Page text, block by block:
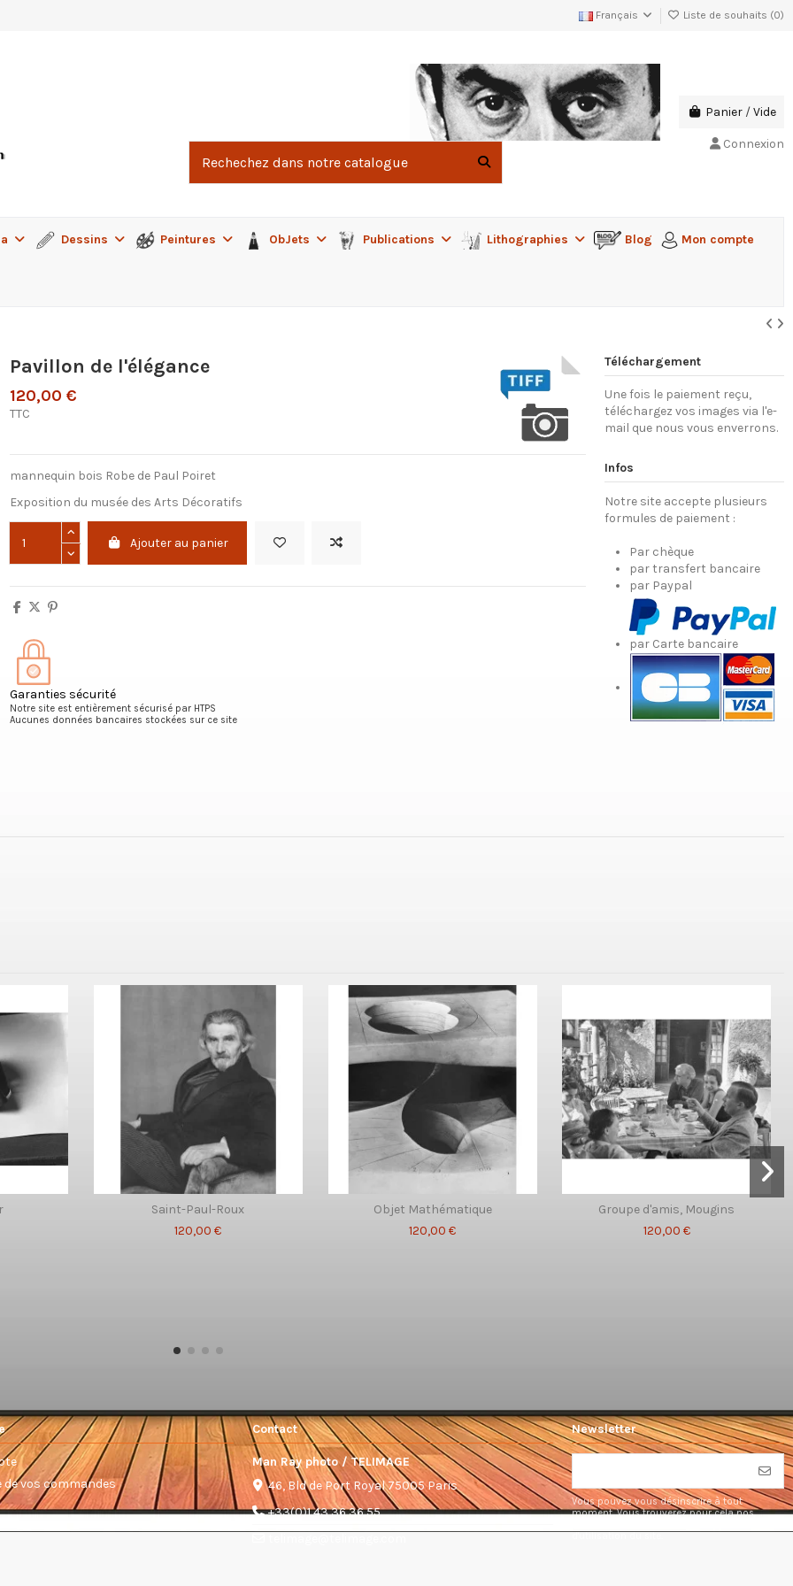
Français Liste de souhaits (0)
Panier /Vide
Connexion
Dessins Peintures ObJets Publications Lithographies Blog Mon compte
Pavillon de l'élégance
120,00 €
TTC
mannequin bois Robe de Paul Poiret
Exposition du musée des Arts Décoratifs
Ajouter au panier
Garanties sécurité
Notre site est entièrement sécurisé par HTPS
Aucunes données bancaires stockées sur ce site
Téléchargement
Une fois le paiement reçu,
téléchargez vos images via l'e-
mail que nous vous enverrons.
Infos
Notre site accepte plusieurs
formules de paiement :
Par chèque
par transfert bancaire
par Paypal
par Carte bancaire
Saint-Paul-Roux
120,00 €
Objet Mathématique
120,00 €
Groupe d'amis, Mougins
120,00 €
de vos commandes
Contact
Man Ray photo / TELIMAGE
46, Bld de Port Royal 75005 Paris
+33(0)1 43 36 36 55
Newsletter
Vous pouvez vous désinscrire à tout
moment. Vous trouverez pour cela nos